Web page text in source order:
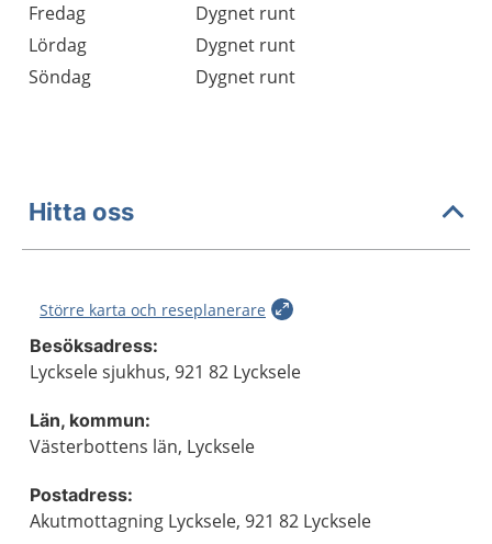
Fredag
Dygnet runt
Lördag
Dygnet runt
Söndag
Dygnet runt
Hitta oss
Större karta och reseplanerare
Besöksadress:
Lycksele sjukhus, 921 82 Lycksele
Län, kommun:
Västerbottens län, Lycksele
Postadress:
Akutmottagning Lycksele, 921 82 Lycksele